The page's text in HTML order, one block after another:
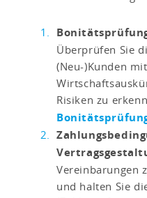
Überprüfen Sie
(Neu-)Kunden
Risiken zu
Vereinbarungen
und halten Sie